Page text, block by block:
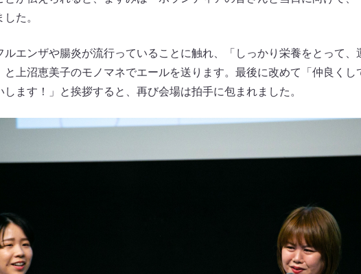
た。
ルエンザや腸炎が流行っていることに触れ、「しっかり栄養をとって、
と上沼恵美子のモノマネでエールを送ります。最後に改めて「仲良くし
します！」と挨拶すると、再び会場は拍手に包まれました。